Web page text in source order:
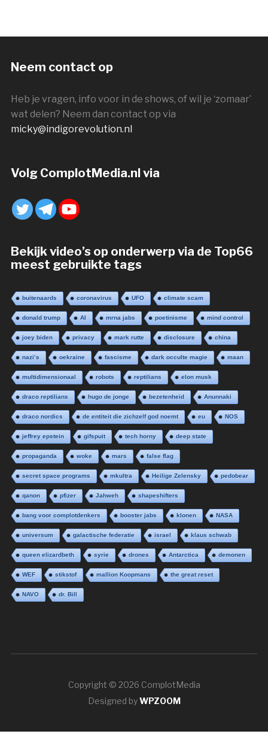
Neem contact op
Heb je vragen, info voor in de shows, of wil je ‘zomaar’
wat delen? Neem dan contact op via
micky@indigorevolution.nl
Volg ComplotMedia.nl via
Bekijk video’s op onderwerp via de Top66
meest gebruikte tags
buitenaards coronavirus UFO climate scam
donald trump AI mrna jabs poetinisme mind control
joey biden privacy mark rutte disclosure china
nazi’s oekraine fascisme dark occulte magie maan
multidimensionaal robots reptilians elon musk
draco reptilians hugo de jonge bezetenheid Anunnaki
draco nordics de entiteit die zichzelf god noemt eu NOS
jeffrey epstein gifspuit tech horny deep state
propaganda woke mars false flag
secret space programs mkultra Heilige Zelensky pedobear
qanon pfizer Jahweh shapeshifters
bang voor complotdenkers booster jabs klonen NASA
universum galactische federatie israel klaus schwab
queen elizardbeth syrie drones Antarctica demonen
WEF stikstof mallion Koopmans the great reset
NAVO dr. Bill
Copyright © 2026 ComplotMedia
Designed byWPZOOM